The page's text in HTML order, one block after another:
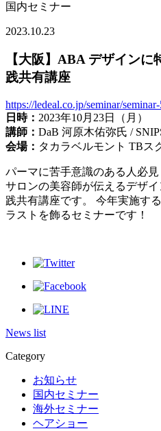
国内セミナー
2023.10.23
【大阪】ABA デザイン
践共有講座
https://ledeal.co.jp/seminar/
日時： 2023年10月23日（月）
講師： DaB 河原木佑弥氏 /
会場： タカラベルモント TBス
パーマに苦手意識のある人必見
サロンの美容師が伝えるデザ
践共有講座です。 今年実施す
ラストを飾るセミナーです！
News list
Category
お知らせ
国内セミナー
海外セミナー
ヘアショー